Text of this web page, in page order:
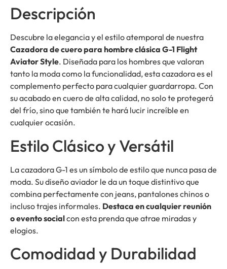
Descripción
Descubre la elegancia y el estilo atemporal de nuestra
Cazadora de cuero para hombre clásica G-1 Flight
Aviator Style. Diseñada para los hombres que valoran
tanto la moda como la funcionalidad, esta cazadora es el
complemento perfecto para cualquier guardarropa. Con
su acabado en cuero de alta calidad, no solo te protegerá
del frío, sino que también te hará lucir increíble en
cualquier ocasión.
Estilo Clásico y Versátil
La cazadora G-1 es un símbolo de estilo que nunca pasa de
moda. Su diseño aviador le da un toque distintivo que
combina perfectamente con jeans, pantalones chinos o
incluso trajes informales. Destaca en cualquier reunión
o evento socialcon esta prenda que atrae miradas y
elogios.
Comodidad y Durabilidad